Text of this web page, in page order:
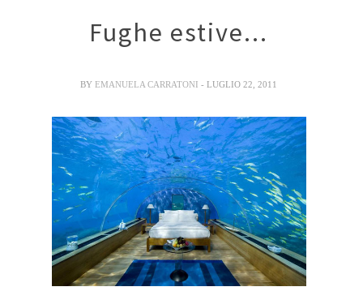
Fughe estive...
BY EMANUELA CARRATONI- LUGLIO 22, 2011